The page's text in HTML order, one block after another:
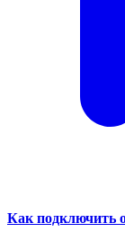
Как подключить